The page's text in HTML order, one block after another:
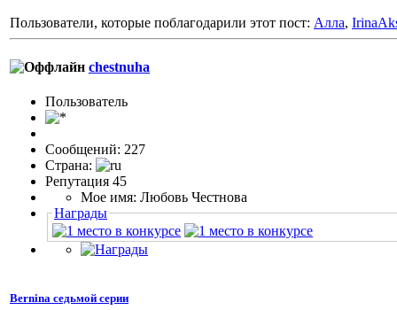
Пользователи, которые поблагодарили этот пост: Алла,
chestnuha
Пользовaтeль
Сообщений: 227
Страна:
Репутация 45
Мое имя: Любовь Честнова
Награды
Bernina седьмой серии